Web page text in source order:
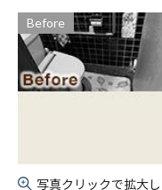
Before
写真クリックで拡大し